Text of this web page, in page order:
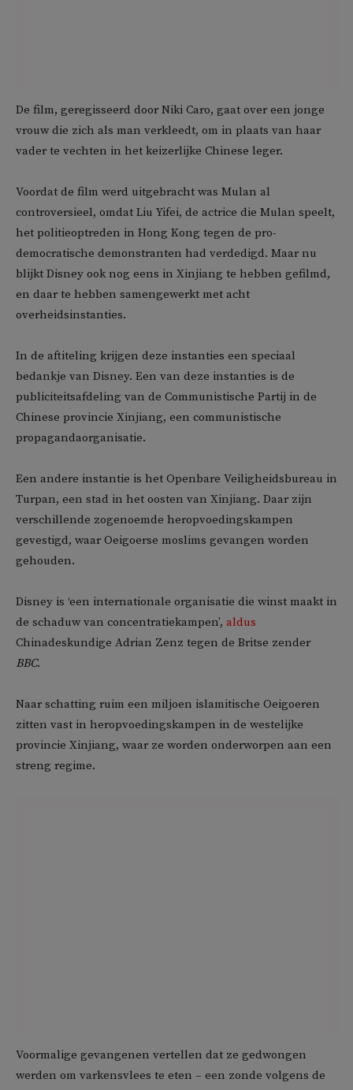
De film, geregisseerd door Niki Caro, gaat over een jonge
vrouw die zich als man verkleedt, om in plaats van haar
vader te vechten in het keizerlijke Chinese leger.
Voordat de film werd uitgebracht was Mulan al
controversieel, omdat Liu Yifei, de actrice die Mulan speelt,
het politieoptreden in Hong Kong tegen de pro-
democratische demonstranten had verdedigd. Maar nu
blijkt Disney ook nog eens in Xinjiang te hebben gefilmd,
en daar te hebben samengewerkt met acht
overheidsinstanties.
In de aftiteling krijgen deze instanties een speciaal
bedankje van Disney. Een van deze instanties is de
publiciteitsafdeling van de Communistische Partij in de
Chinese provincie Xinjiang, een communistische
propagandaorganisatie.
Een andere instantie is het Openbare Veiligheidsbureau in
Turpan, een stad in het oosten van Xinjiang. Daar zijn
verschillende zogenoemde heropvoedingskampen
gevestigd, waar Oeigoerse moslims gevangen worden
gehouden.
Disney is ‘een internationale organisatie die winst maakt in
de schaduw van concentratiekampen’, aldus
Chinadeskundige Adrian Zenz tegen de Britse zender
BBC.
Naar schatting ruim een miljoen islamitische Oeigoeren
zitten vast in heropvoedingskampen in de westelijke
provincie Xinjiang, waar ze worden onderworpen aan een
streng regime.
Voormalige gevangenen vertellen dat ze gedwongen
werden om varkensvlees te eten – een zonde volgens de